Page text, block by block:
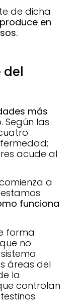
de dicha
en
del
más
Según las
acude al
a
funciona
forma
no
áreas del
la
controlan